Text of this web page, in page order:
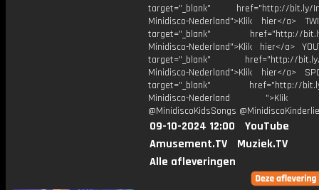
target="_blank" href="http://bit.ly/
Minidisco-Nederland">Klik hier</a>
target="_blank" href="http://
Minidisco-Nederland">Klik hier</a>
target="_blank" href="http://bit.ly/
Minidisco-Nederland">Klik hier</a>
target="_blank" href="http://
Minidisco-Nederland ">Klik
@MinidiscoKidsSongs
09-10-2024 12:00
YouTube
Amusement.TV
Muziek.TV
Alle afleveringen